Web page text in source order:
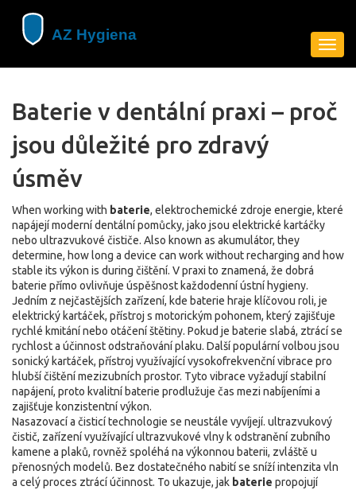
Baterie v dentální praxi – proč
jsou důležité pro zdravý
úsměv
When working with baterie, elektrochemické zdroje energie, které
napájejí moderní dentální pomůcky, jako jsou elektrické kartáčky
nebo ultrazvukové čističe. Also known as akumulátor, they
determine, how long a device can work without recharging and how
stable its výkon is during čištění. V praxi to znamená, že dobrá
baterie přímo ovlivňuje úspěšnost každodenní ústní hygieny.
Jedním z nejčastějších zařízení, kde baterie hraje klíčovou roli, je
elektrický kartáček, přístroj s motorickým pohonem, který zajišťuje
rychlé kmitání nebo otáčení štětiny. Pokud je baterie slabá, ztrácí se
rychlost a účinnost odstraňování plaku. Další populární volbou jsou
sonický kartáček, přístroj využívající vysokofrekvenční vibrace pro
hlubší čištění mezizubních prostor. Tyto vibrace vyžadují stabilní
napájení, proto kvalitní baterie prodlužuje čas mezi nabíjeními a
zajišťuje konzistentní výkon.
Nasazovací a čisticí technologie se neustále vyvíjejí. ultrazvukový
čistič, zařízení využívající ultrazvukové vlny k odstranění zubního
kamene a plaků, rovněž spoléhá na výkonnou baterii, zvláště u
přenosných modelů. Bez dostatečného nabití se sníží intenzita vln
a celý proces ztrácí účinnost. To ukazuje, jak baterie propojují